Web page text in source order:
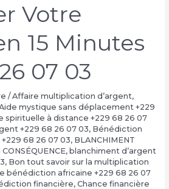
Votre
15 Minutes
07 03
/Affaire multiplication d’argent,
mystique sans déplacement +229
spirituelle à distance +229 68 26 07
+229 68 26 07 03, Bénédiction
68 26 07 03, BLANCHIMENT
, blanchiment d’argent
, Bon tout savoir sur la multiplication
bénédiction africaine +229 68 26 07
financière, Chance financière